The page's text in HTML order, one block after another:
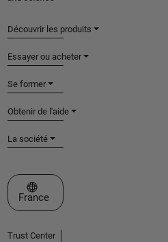
Découvrir les produits
Essayer ou acheter
Se former
Obtenir de l'aide
La société
Sélectionner un site web
France
Trust Center